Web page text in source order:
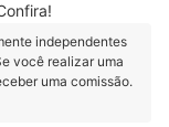
independentes
você realizar uma
uma comissão.